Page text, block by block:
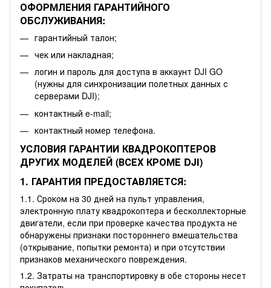
ОФОРМЛЕНИЯ ГАРАНТИЙНОГО
ОБСЛУЖИВАНИЯ:
гарантийный талон;
чек или накладная;
логин и пароль для доступа в аккаунт DJI GO
(нужны для синхронизации полетных данных с
серверами DJI);
контактный e-mail;
контактный номер телефона.
УСЛОВИЯ ГАРАНТИИ КВАДРОКОПТЕРОВ
ДРУГИХ МОДЕЛЕЙ (ВСЕХ КРОМЕ DJI)
1. ГАРАНТИЯ ПРЕДОСТАВЛЯЕТСЯ:
1.1. Сроком на 30 дней на пульт управления,
электронную плату квадрокоптера и бесколлекторные
двигатели, если при проверке качества продукта не
обнаружены признаки постороннего вмешательства
(открывание, попытки ремонта) и при отсутствии
признаков механического повреждения.
1.2. Затраты на транспортировку в обе стороны несет